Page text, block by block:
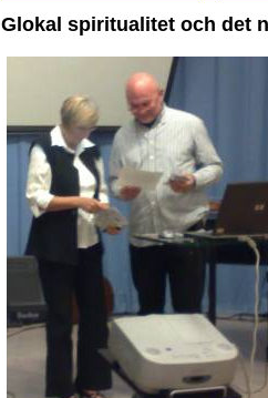
Glokal spiritualitet och det